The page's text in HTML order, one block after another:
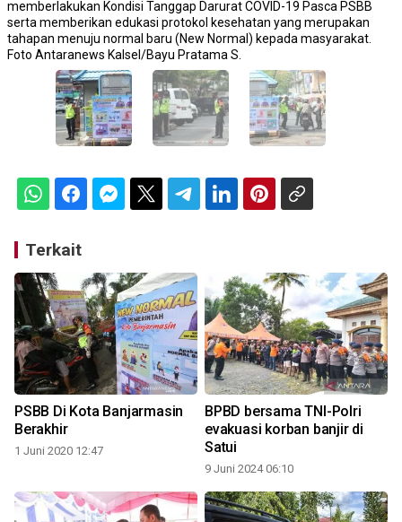
memberlakukan Kondisi Tanggap Darurat COVID-19 Pasca PSBB
serta memberikan edukasi protokol kesehatan yang merupakan
tahapan menuju normal baru (New Normal) kepada masyarakat.
Foto Antaranews Kalsel/Bayu Pratama S.
Terkait
PSBB Di Kota Banjarmasin
Berakhir
1 Juni 2020 12:47
BPBD bersama TNI-Polri
evakuasi korban banjir di
Satui
9 Juni 2024 06:10